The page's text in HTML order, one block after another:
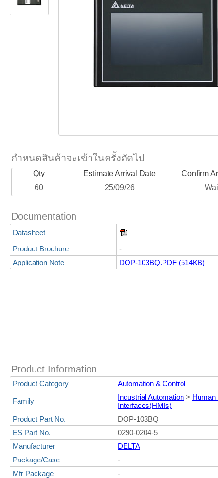
กำหนดสินค้าจะเข้าในครั้งถัดไป
Qty Estimate Arrival Date
Confirm
60
25/09/26
Documentation
Datasheet
Product Brochure
-
Application Note
DOP-103BQ.PDF (514KB)
Product Information
Product Category Automation & Control
Family Industrial Automation > Human
Interfaces(HMIs)
Product Part No.
DOP-103BQ
ES Part No.
0290-0204-5
Manufacturer
DELTA
Package/Case
-
Mfr Package
-